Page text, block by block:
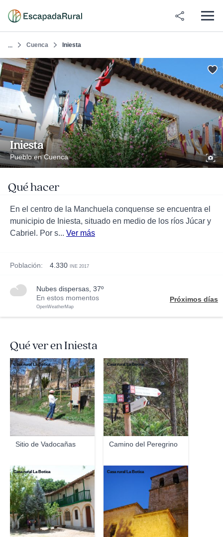
... Cuenca Iniesta
Iniesta
Pueblo en Cuenca
Qué hacer
En el centro de la Manchuela conquense se encuentra el
municipio de Iniesta, situado en medio de los ríos Júcar y
Cabriel. Por s... Ver más
Población: 4.330 INE 2017
nubes dispersas, 37º
En estos momentos
OpenWeatherMap
Próximos días
Qué ver en Iniesta
Sitio de Vadocañas
Casa rural La Botica
Camino del Peregrino
Casa rural La Botica
Casa rural La Botica Casa rural La Botica